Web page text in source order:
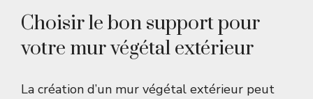
Choisir le bon support pour
votre mur végétal extérieur
La création d’un mur végétal extérieur peut